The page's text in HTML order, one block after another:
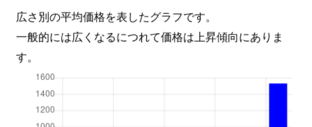
広さ別の平均価格を表したグラフです。
一般的には広くなるにつれて価格は上昇傾向にありま
す。